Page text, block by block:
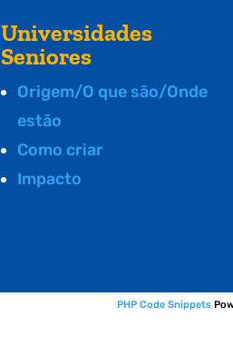
Universidades
Seniores
Origem/O que são/Onde
estão
Como criar
Impacto
PHP Code Snippets